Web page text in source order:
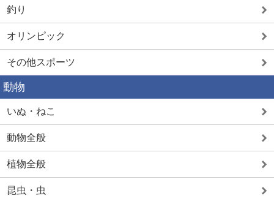
釣り
オリンピック
その他スポーツ
動物
いぬ・ねこ
動物全般
植物全般
昆虫・虫